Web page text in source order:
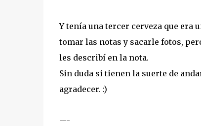
Y tenía una tercer cerveza que era
tomar las notas y sacarle fotos,
les describí en la nota.
Sin duda si tienen la suerte de
agradecer. :)
---